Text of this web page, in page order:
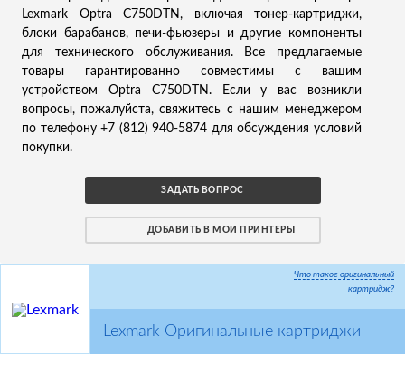
Lexmark Optra C750DTN, включая тонер-картриджи,
блоки барабанов, печи-фьюзеры и другие компоненты
для технического обслуживания. Все предлагаемые
товары гарантированно совместимы с вашим
устройством Optra C750DTN. Если у вас возникли
вопросы, пожалуйста, свяжитесь с нашим менеджером
по телефону +7 (812) 940-5874 для обсуждения условий
покупки.
ЗАДАТЬ ВОПРОС
ДОБАВИТЬ В МОИ ПРИНТЕРЫ
Что такое оригинальный
картридж?
Lexmark Оригинальные картриджи